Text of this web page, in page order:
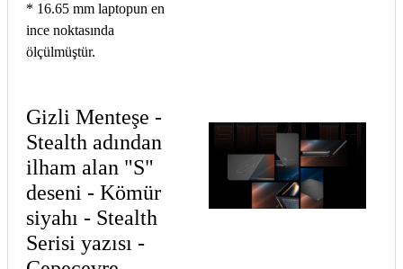
* 16.65 mm laptopun en
ince noktasında
ölçülmüştür.
Gizli Menteşe -
Stealth adından
ilham alan "S"
deseni - Kömür
siyahı - Stealth
Serisi yazısı -